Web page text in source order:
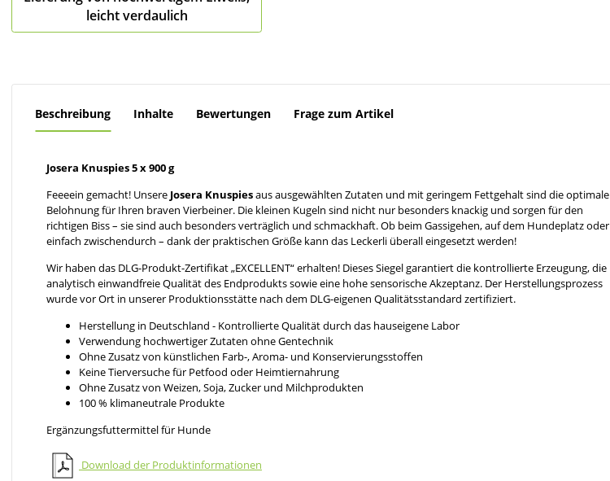
leicht verdaulich
Beschreibung Inhalte Bewertungen Frage zum Artikel
Josera Knuspies 5 x 900 g
Feeeein gemacht! Unsere Josera Knuspiesaus ausgewählten Zutaten und mit geringem Fettgehalt sind die optimale
Belohnung für Ihren braven Vierbeiner. Die kleinen Kugeln sind nicht nur besonders knackig und sorgen für den
richtigen Biss – sie sind auch besonders verträglich und schmackhaft. Ob beim Gassigehen, auf dem Hundeplatz oder
einfach zwischendurch – dank der praktischen Größe kann das Leckerli überall eingesetzt werden!
Wir haben das DLG-Produkt-Zertifikat „EXCELLENT“ erhalten! Dieses Siegel garantiert die kontrollierte Erzeugung, die
analytisch einwandfreie Qualität des Endprodukts sowie eine hohe sensorische Akzeptanz. Der Herstellungsprozess
wurde vor Ort in unserer Produktionsstätte nach dem DLG-eigenen Qualitätsstandard zertifiziert.
Herstellung in Deutschland - Kontrollierte Qualität durch das hauseigene Labor
Verwendung hochwertiger Zutaten ohne Gentechnik
Ohne Zusatz von künstlichen Farb-, Aroma- und Konservierungsstoffen
Keine Tierversuche für Petfood oder Heimtiernahrung
Ohne Zusatz von Weizen, Soja, Zucker und Milchprodukten
100 % klimaneutrale Produkte
Ergänzungsfuttermittel für Hunde
Download der Produktinformationen